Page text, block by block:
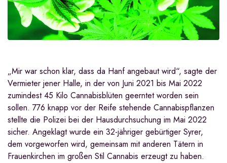
„Mir war schon klar, dass da Hanf angebaut wird“, sagte der
Vermieter jener Halle, in der von Juni 2021 bis Mai 2022
zumindest 45 Kilo Cannabisblüten geerntet worden sein
sollen. 776 knapp vor der Reife stehende Cannabispflanzen
stellte die Polizei bei der Hausdurchsuchung im Mai 2022
sicher. Angeklagt wurde ein 32-jähriger gebürtiger Syrer,
dem vorgeworfen wird, gemeinsam mit anderen Tätern in
Frauenkirchen im großen Stil Cannabis erzeugt zu haben.